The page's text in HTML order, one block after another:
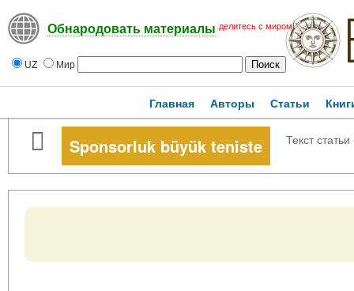
Обнародовать материалы делитесь с миром!
UZ Мир
Главная Авторы Статьи
Sponsorluk büyük teniste Текст статьи